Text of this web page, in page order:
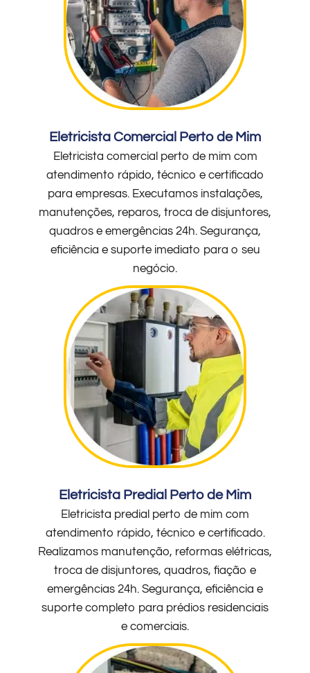
Eletricista Comercial Perto de Mim
Eletricista comercial perto de mim com
atendimento rápido, técnico e certificado
para empresas. Executamos instalações,
manutenções, reparos, troca de disjuntores,
quadros e emergências 24h. Segurança,
eficiência e suporte imediato para o seu
negócio.
Eletricista Predial Perto de Mim
Eletricista predial perto de mim com
atendimento rápido, técnico e certificado.
Realizamos manutenção, reformas elétricas,
troca de disjuntores, quadros, fiação e
emergências 24h. Segurança, eficiência e
suporte completo para prédios residenciais
e comerciais.